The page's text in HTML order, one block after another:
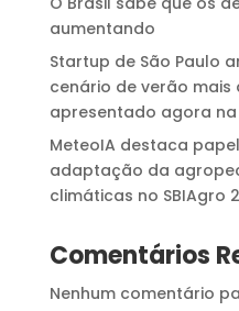
aumentando
Startup de São Paulo
cenário de verão mais
apresentado agora
MeteoIA destaca
adaptação da
climáticas no SBIAgro
Comentários
Nenhum comentário